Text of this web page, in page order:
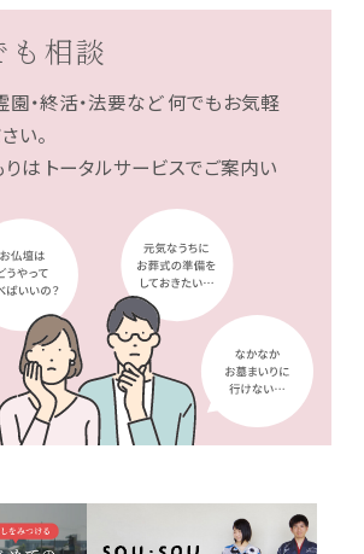
も相談
園・終活・法要など何でもお気軽
い。
は トータルサービスでご案内い